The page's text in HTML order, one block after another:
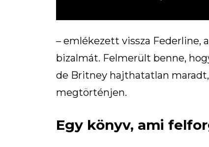
– emlékezett vissza Federline,
bizalmát. Felmerült benne,
de Britney hajthatatlan
megtörténjen.
Egy könyv, ami